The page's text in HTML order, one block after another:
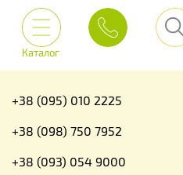
Каталог
+38 (095) 010 2225
+38 (098) 750 7952
+38 (093) 054 9000